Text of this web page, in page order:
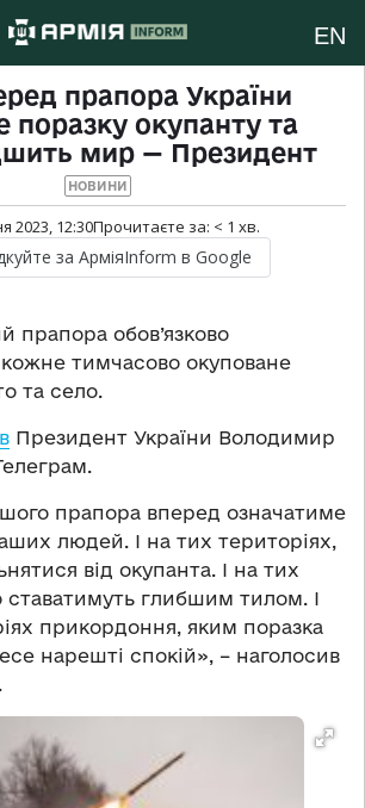
EN
прапора України
поразку окупанту та
мир — Президент
НОВИНИ
2023, 12:30Прочитаєте за: < 1 хв.
за АрміяInform в Google
обов’язково
тимчасово окуповане
та село.
Президент України Володимир
прапора вперед означатиме
людей. І на тих територіях,
від окупанта. І на тих
ставатимуть глибшим тилом. І
прикордоння, яким поразка
нарешті спокій», – наголосив